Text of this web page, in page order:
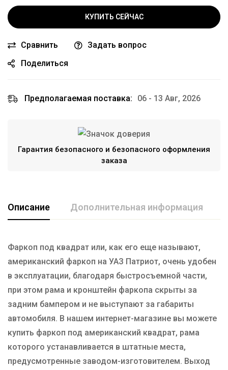
КУПИТЬ СЕЙЧАС
Сравнить
Задать вопрос
Поделиться
Предполагаемая поставка: 06 - 13 Авг, 2026
Гарантия безопасного и безопасного оформления
заказа
Описание Дополнительная информация
Фаркоп под квадрат или, как его еще называют,
американский фаркоп на УАЗ Патриот, очень удобен
в эксплуатации, благодаря быстросъемной части,
при этом рама и кронштейн фаркопа скрыты за
задним бампером и не выступают за габариты
автомобиля. В нашем интернет-магазине вы можете
купить фаркоп под американский квадрат, рама
которого устанавливается в штатные места,
предусмотренные заводом-изготовителем. Выход
Марка авто
UAZ
Производитель PT GROUP
Тип Шара
E